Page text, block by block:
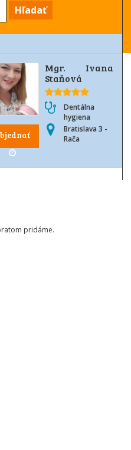
Hľadať
Mgr. Ivana
Staňová
Dentálna
hygiena
Bratislava 3 -
Rača
pridáme.